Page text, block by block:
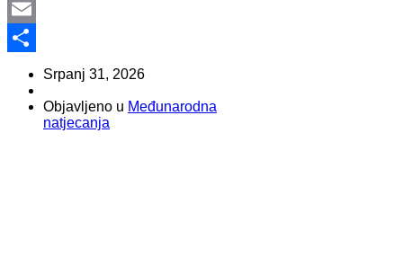
Viber
Email
Share
Srpanj 31, 2026
Objavljeno u Međunarodna
natjecanja